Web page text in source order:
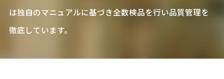
は独自のマニュアルに基づき全数検品を行い品質管理を
徹底しています。